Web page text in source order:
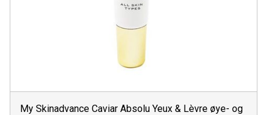
My Skinadvance Caviar Absolu Yeux & Lèvre øye- og